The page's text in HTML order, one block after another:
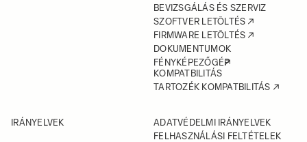
BEVIZSGÁLÁS ÉS SZERVIZ
SZOFTVER LETÖLTÉS
FIRMWARE LETÖLTÉS
DOKUMENTUMOK
FÉNYKÉPEZŐGÉP
KOMPATBILITÁS
TARTOZÉK KOMPATBILITÁS
IRÁNYELVEK
ADATVÉDELMI IRÁNYELVEK
FELHASZNÁLÁSI FELTÉTELEK